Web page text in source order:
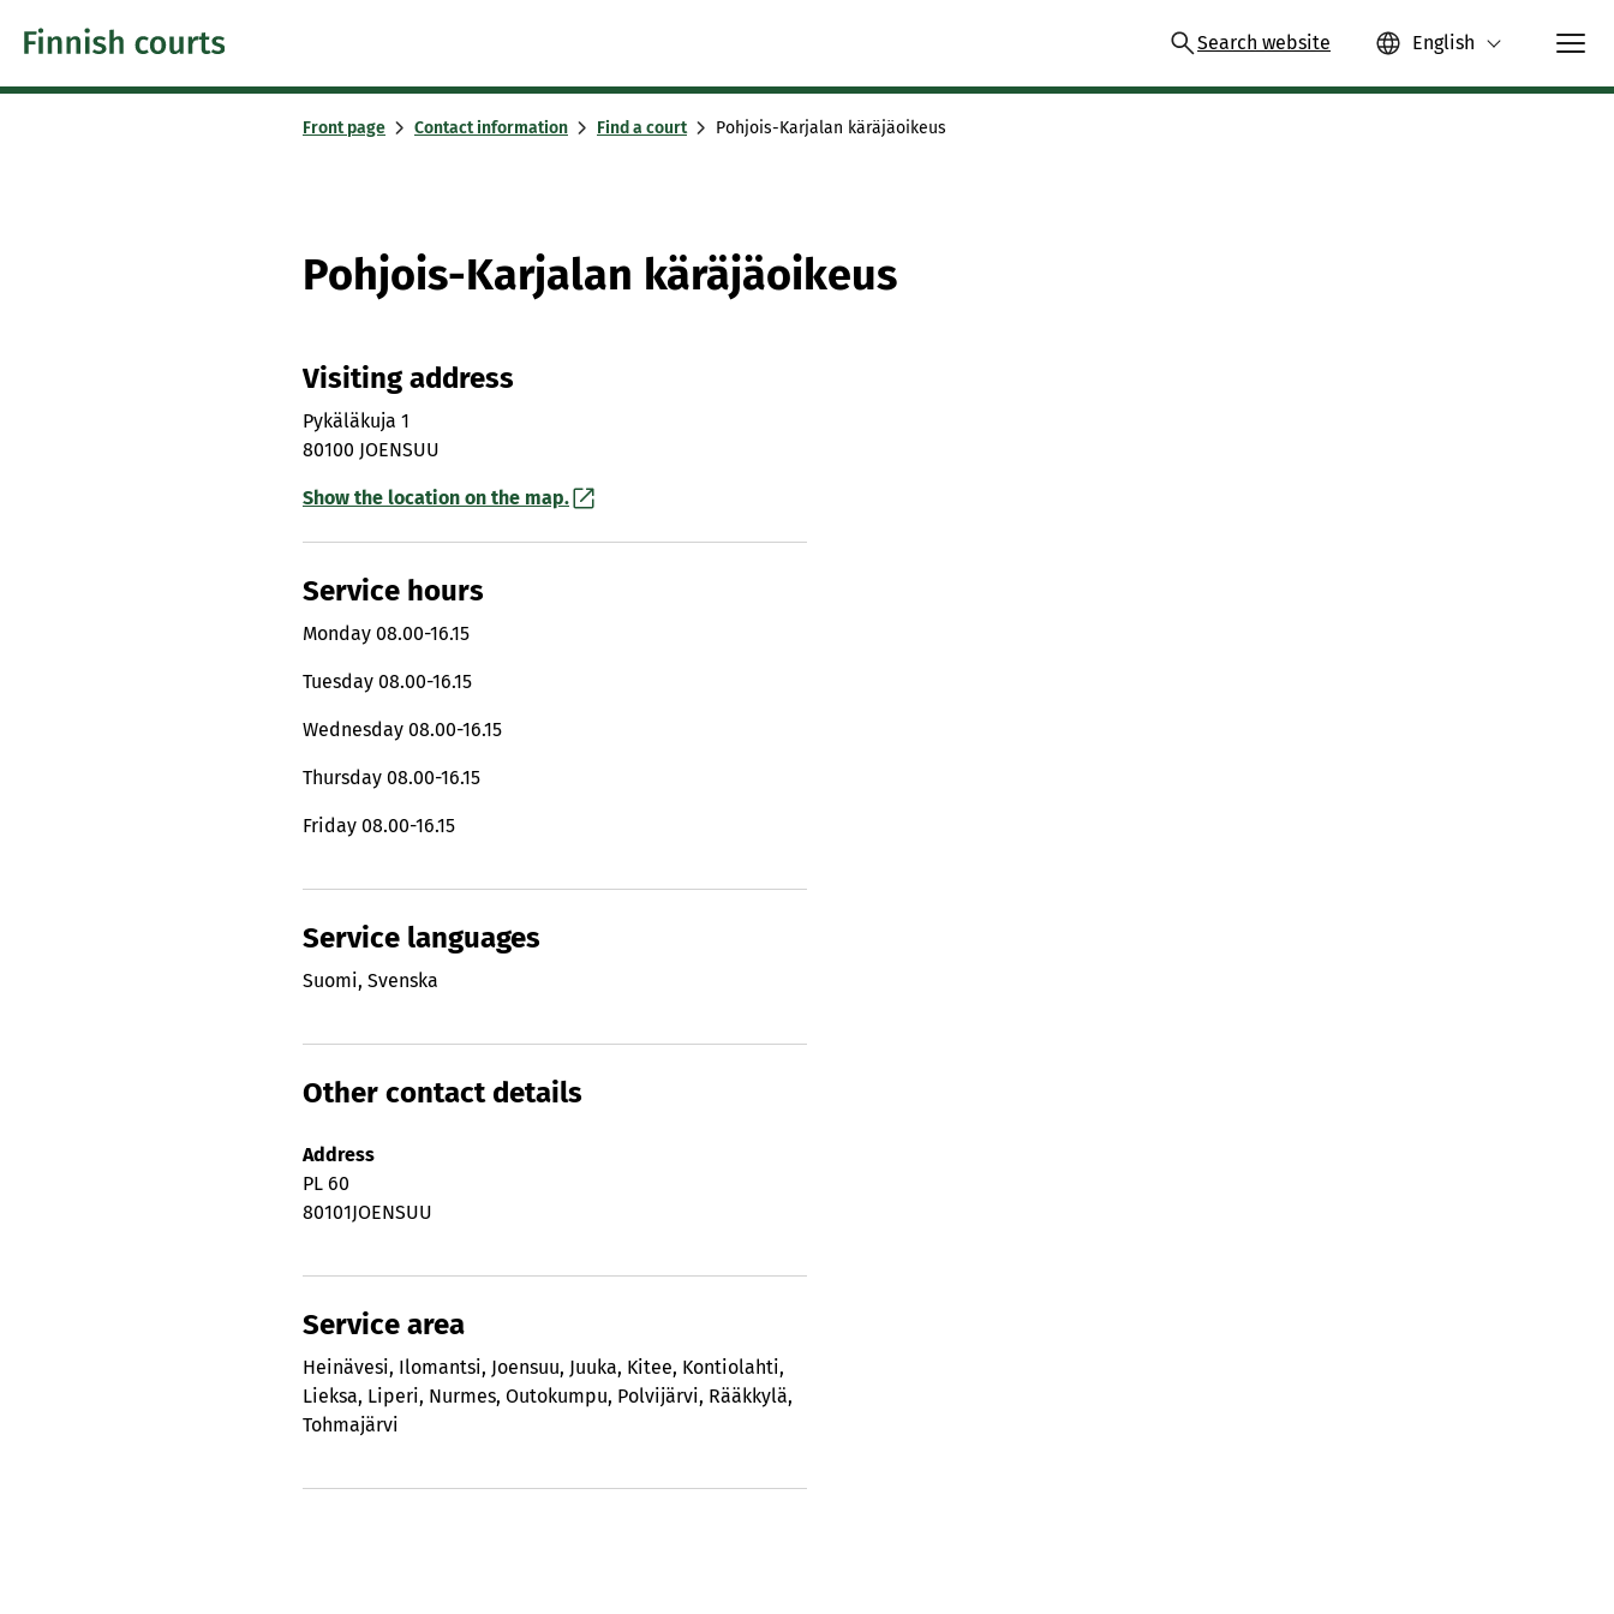
Skip to content -saavutettavuusohje
Search website English
Front page Contact information Find a court Pohjois-Karjalan käräjäoikeus
Pohjois-Karjalan käräjäoikeus
Visiting address
Pykäläkuja 1
80100 JOENSUU
Show the location on the map.
Service hours
Monday 08.00-16.15
Tuesday 08.00-16.15
Wednesday 08.00-16.15
Thursday 08.00-16.15
Friday 08.00-16.15
Service languages
Suomi, Svenska
Other contact details
Address
PL 60
80101JOENSUU
Service area
Heinävesi, Ilomantsi, Joensuu, Juuka, Kitee, Kontiolahti,
Lieksa, Liperi, Nurmes, Outokumpu, Polvijärvi, Rääkkylä,
Tohmajärvi